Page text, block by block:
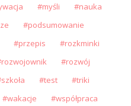
myśli
nauka
podsumowanie
przepis
rozkminki
rozwojownik
rozwój
szkoła test
triki
wakacje współpraca